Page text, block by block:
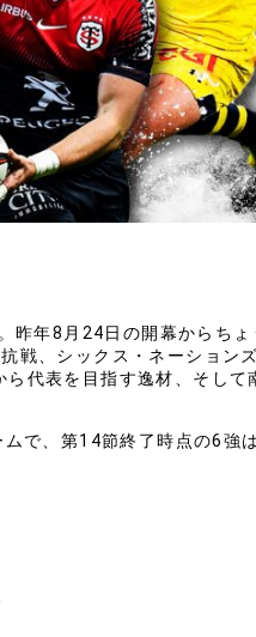
昨年8月24日の開幕からち
戦、シックス・ネーション
代表を目指す逸材、そし
で、第14節終了時点の6強